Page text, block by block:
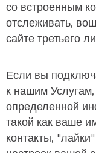
со встроенным
отслеживать,
сайте третьего
Если вы
к нашим
определенной
такой как ваше
контакты,